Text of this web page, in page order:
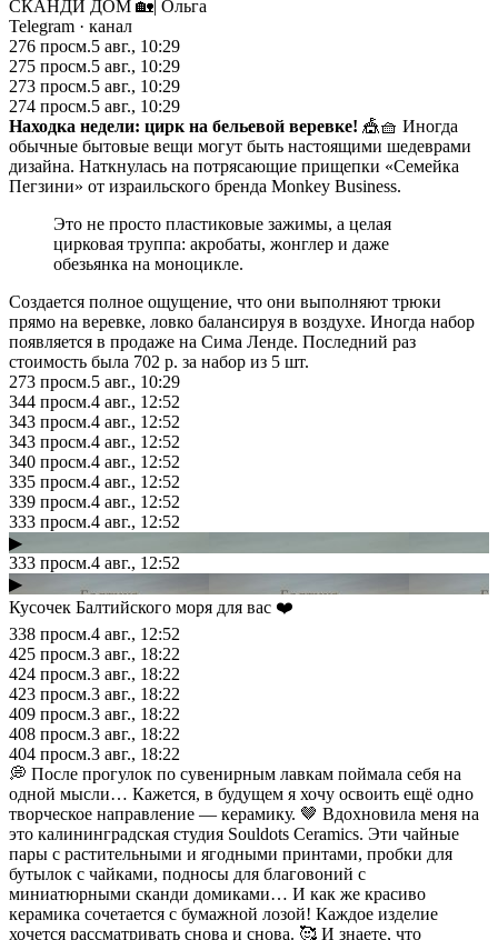
СКАНДИ ДОМ 🏡| Ольга
Telegram · канал
276 просм.5 авг., 10:29
275 просм.5 авг., 10:29
273 просм.5 авг., 10:29
274 просм.5 авг., 10:29
Находка недели: цирк на бельевой веревке! 🎪🧺 Иногда
обычные бытовые вещи могут быть настоящими шедеврами
дизайна. Наткнулась на потрясающие прищепки «Семейка
Пегзини» от израильского бренда Monkey Business.
Это не просто пластиковые зажимы, а целая
цирковая труппа: акробаты, жонглер и даже
обезьянка на моноцикле.
Создается полное ощущение, что они выполняют трюки
прямо на веревке, ловко балансируя в воздухе. Иногда набор
появляется в продаже на Сима Ленде. Последний раз
стоимость была 702 р. за набор из 5 шт.
273 просм.5 авг., 10:29
344 просм.4 авг., 12:52
343 просм.4 авг., 12:52
343 просм.4 авг., 12:52
340 просм.4 авг., 12:52
335 просм.4 авг., 12:52
339 просм.4 авг., 12:52
333 просм.4 авг., 12:52
▶
333 просм.4 авг., 12:52
▶
Кусочек Балтийского моря для вас ❤️
338 просм.4 авг., 12:52
425 просм.3 авг., 18:22
424 просм.3 авг., 18:22
423 просм.3 авг., 18:22
409 просм.3 авг., 18:22
408 просм.3 авг., 18:22
404 просм.3 авг., 18:22
💭 После прогулок по сувенирным лавкам поймала себя на
одной мысли… Кажется, в будущем я хочу освоить ещё одно
творческое направление — керамику. 🤎 Вдохновила меня на
это калининградская студия Souldots Ceramics. Эти чайные
пары с растительными и ягодными принтами, пробки для
бутылок с чайками, подносы для благовоний с
миниатюрными сканди домиками… И как же красиво
керамика сочетается с бумажной лозой! Каждое изделие
хочется рассматривать снова и снова. 🥰 И знаете, что